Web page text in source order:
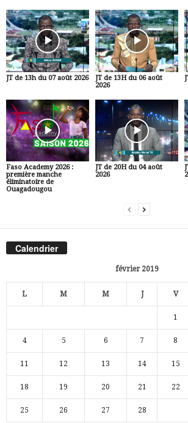
JT de 13h du 07 août 2026
JT de 13H du 06 août
2026
Faso Academy 2026 :
première manche
éliminatoire de
Ouagadougou
JT de 20H du 04 août
2026
Calendrier
février 2019
L M M J V
1
4 5 6 7 8
11 12 13 14 15
18 19 20 21 22
25 26 27 28